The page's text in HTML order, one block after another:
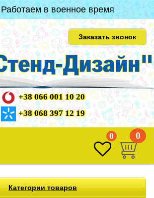
Работаем в военное время
Заказать звонок
+38 066 001 10 20
+38 068 397 12 19
0 0
Категории товаров